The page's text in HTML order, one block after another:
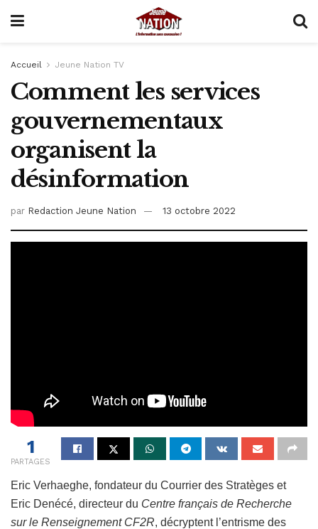
Accueil Jeune Nation TV
Comment les services
gouvernementaux
organisent la
désinformation
par Redaction Jeune Nation 13 octobre 2022
1
PARTAGES
Eric Verhaeghe, fondateur du Courrier des Stratèges et
Eric Denécé, directeur du Centre français de Recherche
sur le Renseignement CF2R, décryptent l’entrisme des